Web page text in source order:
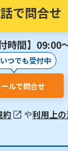
で問合せ
付時間】09:00
つでも受付中
ールで問合せ
約 や利用上